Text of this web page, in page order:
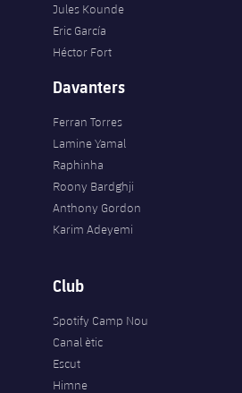
Jules Kounde
Eric García
Héctor Fort
Davanters
Ferran Torres
Lamine Yamal
Raphinha
Roony Bardghji
Anthony Gordon
Karim Adeyemi
Club
Spotify Camp Nou
Canal ètic
Escut
Himne